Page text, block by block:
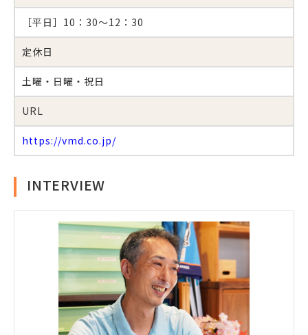
［平日］10：30～12：30
定休日
土曜・日曜・祝日
URL
https://vmd.co.jp/
INTERVIEW